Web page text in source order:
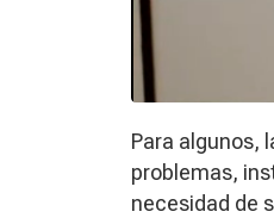
Para algunos,
problemas,
necesidad de